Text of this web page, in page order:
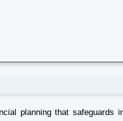
planning that safeguards